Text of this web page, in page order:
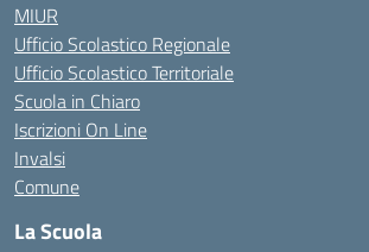
MIUR
Ufficio Scolastico Regionale
Ufficio Scolastico Territoriale
Scuola in Chiaro
Iscrizioni On Line
Invalsi
Comune
La Scuola